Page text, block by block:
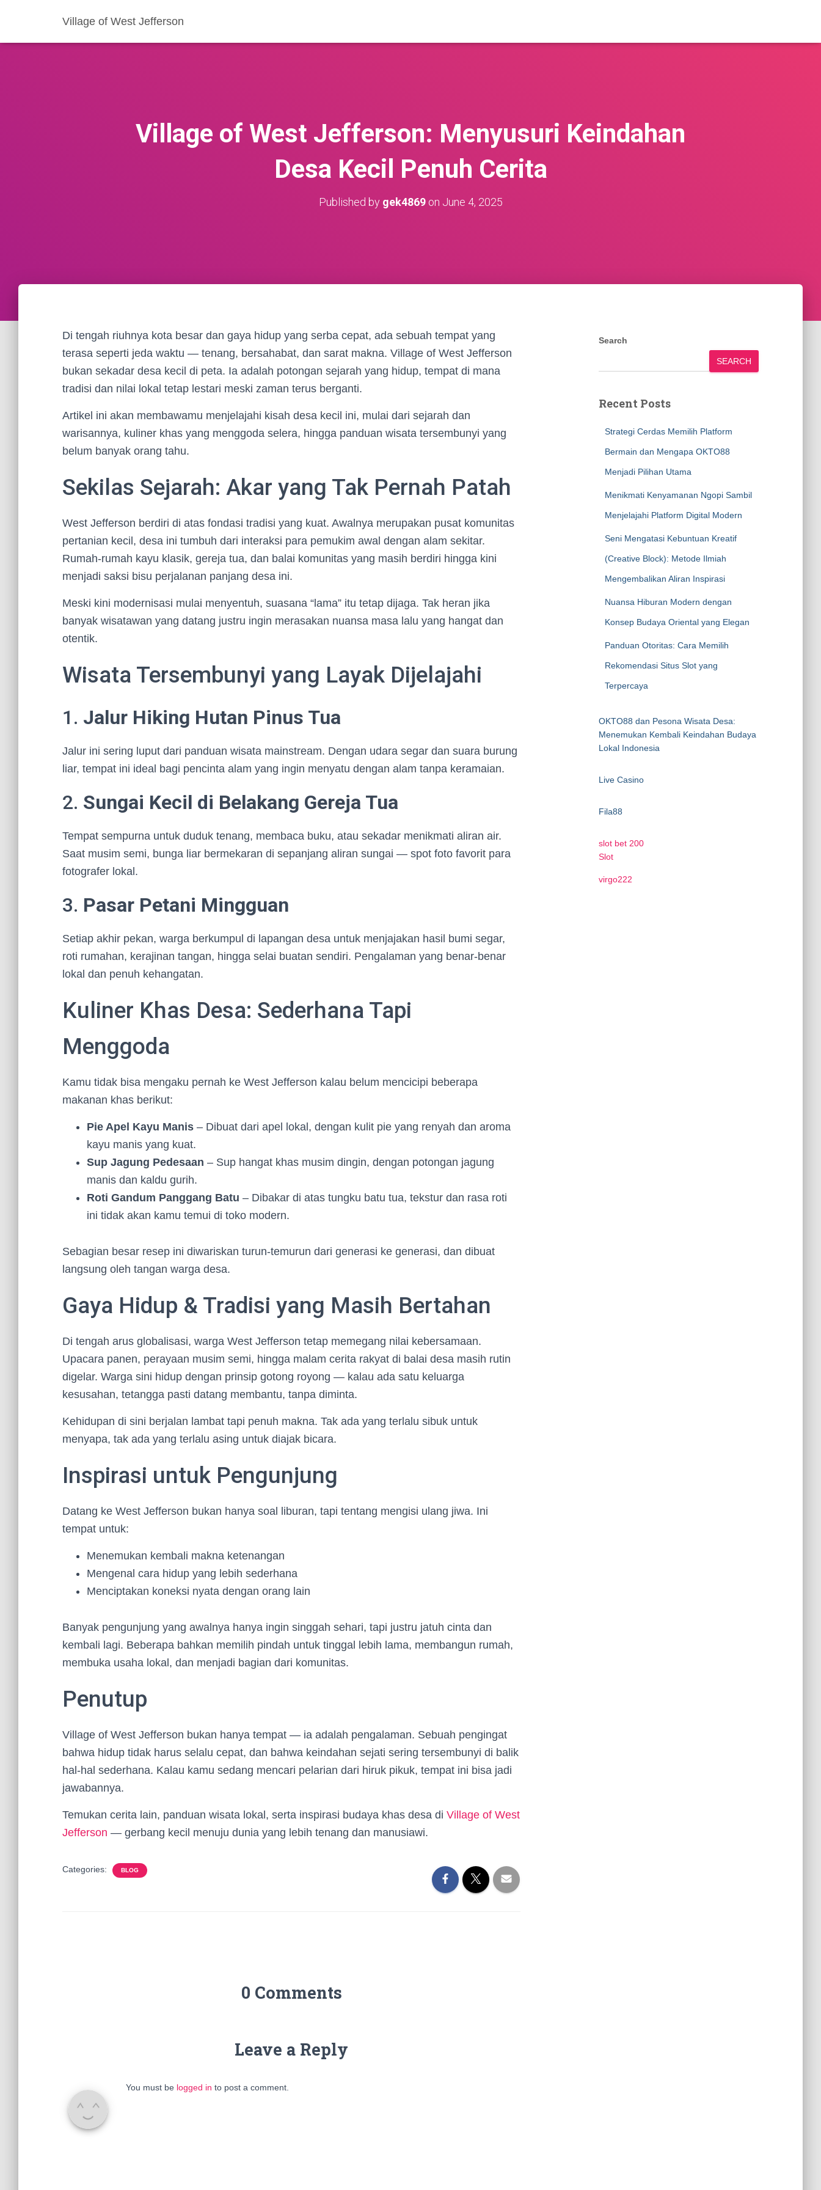
Village of West Jefferson
Village of West Jefferson: Menyusuri Keindahan
Desa Kecil Penuh Cerita
Published by gek4869on June 4, 2025
Di tengah riuhnya kota besar dan gaya hidup yang serba cepat, ada sebuah tempat yang
terasa seperti jeda waktu — tenang, bersahabat, dan sarat makna. Village of West Jefferson
bukan sekadar desa kecil di peta. Ia adalah potongan sejarah yang hidup, tempat di mana
tradisi dan nilai lokal tetap lestari meski zaman terus berganti.
Artikel ini akan membawamu menjelajahi kisah desa kecil ini, mulai dari sejarah dan
warisannya, kuliner khas yang menggoda selera, hingga panduan wisata tersembunyi yang
belum banyak orang tahu.
Sekilas Sejarah: Akar yang Tak Pernah Patah
West Jefferson berdiri di atas fondasi tradisi yang kuat. Awalnya merupakan pusat komunitas
pertanian kecil, desa ini tumbuh dari interaksi para pemukim awal dengan alam sekitar.
Rumah-rumah kayu klasik, gereja tua, dan balai komunitas yang masih berdiri hingga kini
menjadi saksi bisu perjalanan panjang desa ini.
Meski kini modernisasi mulai menyentuh, suasana “lama” itu tetap dijaga. Tak heran jika
banyak wisatawan yang datang justru ingin merasakan nuansa masa lalu yang hangat dan
otentik.
Wisata Tersembunyi yang Layak Dijelajahi
1. Jalur Hiking Hutan Pinus Tua
Jalur ini sering luput dari panduan wisata mainstream. Dengan udara segar dan suara burung
liar, tempat ini ideal bagi pencinta alam yang ingin menyatu dengan alam tanpa keramaian.
2. Sungai Kecil di Belakang Gereja Tua
Tempat sempurna untuk duduk tenang, membaca buku, atau sekadar menikmati aliran air.
Saat musim semi, bunga liar bermekaran di sepanjang aliran sungai — spot foto favorit para
fotografer lokal.
3. Pasar Petani Mingguan
Setiap akhir pekan, warga berkumpul di lapangan desa untuk menjajakan hasil bumi segar,
roti rumahan, kerajinan tangan, hingga selai buatan sendiri. Pengalaman yang benar-benar
lokal dan penuh kehangatan.
Kuliner Khas Desa: Sederhana Tapi
Menggoda
Kamu tidak bisa mengaku pernah ke West Jefferson kalau belum mencicipi beberapa
makanan khas berikut:
Pie Apel Kayu Manis – Dibuat dari apel lokal, dengan kulit pie yang renyah dan aroma
kayu manis yang kuat.
Sup Jagung Pedesaan – Sup hangat khas musim dingin, dengan potongan jagung
manis dan kaldu gurih.
Roti Gandum Panggang Batu – Dibakar di atas tungku batu tua, tekstur dan rasa roti
ini tidak akan kamu temui di toko modern.
Sebagian besar resep ini diwariskan turun-temurun dari generasi ke generasi, dan dibuat
langsung oleh tangan warga desa.
Gaya Hidup & Tradisi yang Masih Bertahan
Di tengah arus globalisasi, warga West Jefferson tetap memegang nilai kebersamaan.
Upacara panen, perayaan musim semi, hingga malam cerita rakyat di balai desa masih rutin
digelar. Warga sini hidup dengan prinsip gotong royong — kalau ada satu keluarga
kesusahan, tetangga pasti datang membantu, tanpa diminta.
Kehidupan di sini berjalan lambat tapi penuh makna. Tak ada yang terlalu sibuk untuk
menyapa, tak ada yang terlalu asing untuk diajak bicara.
Inspirasi untuk Pengunjung
Datang ke West Jefferson bukan hanya soal liburan, tapi tentang mengisi ulang jiwa. Ini
tempat untuk:
Menemukan kembali makna ketenangan
Mengenal cara hidup yang lebih sederhana
Menciptakan koneksi nyata dengan orang lain
Banyak pengunjung yang awalnya hanya ingin singgah sehari, tapi justru jatuh cinta dan
kembali lagi. Beberapa bahkan memilih pindah untuk tinggal lebih lama, membangun rumah,
membuka usaha lokal, dan menjadi bagian dari komunitas.
Penutup
Village of West Jefferson bukan hanya tempat — ia adalah pengalaman. Sebuah pengingat
bahwa hidup tidak harus selalu cepat, dan bahwa keindahan sejati sering tersembunyi di balik
hal-hal sederhana. Kalau kamu sedang mencari pelarian dari hiruk pikuk, tempat ini bisa jadi
jawabannya.
Temukan cerita lain, panduan wisata lokal, serta inspirasi budaya khas desa di Village of West
Jefferson — gerbang kecil menuju dunia yang lebih tenang dan manusiawi.
Categories: BLOG
0 Comments
Leave a Reply
You must be logged in to post a comment.
Search
SEARCH
Recent Posts
Strategi Cerdas Memilih Platform
Bermain dan Mengapa OKTO88
Menjadi Pilihan Utama
Menikmati Kenyamanan Ngopi Sambil
Menjelajahi Platform Digital Modern
Seni Mengatasi Kebuntuan Kreatif
(Creative Block): Metode Ilmiah
Mengembalikan Aliran Inspirasi
Nuansa Hiburan Modern dengan
Konsep Budaya Oriental yang Elegan
Panduan Otoritas: Cara Memilih
Rekomendasi Situs Slot yang
Terpercaya
OKTO88 dan Pesona Wisata Desa:
Menemukan Kembali Keindahan Budaya
Lokal Indonesia
Live Casino
Fila88
slot bet 200
Slot
virgo222